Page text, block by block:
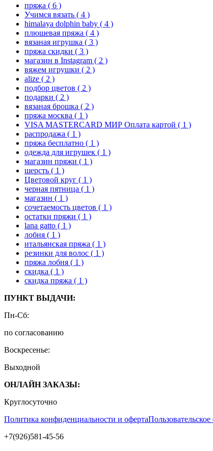
пряжа ( 6 )
Учимся вязать ( 4 )
himalaya dolphin baby ( 4 )
плюшевая пряжа ( 4 )
вязаная игрушка ( 3 )
пряжа скидки ( 3 )
магазин в Instagram ( 2 )
вяжем игрушки ( 2 )
alize ( 2 )
подбор цветов ( 2 )
подарки ( 2 )
вязаная брошка ( 2 )
пряжа москва ( 1 )
VISA MASTERCARD МИР Оплата картой ( 1 )
распродажа ( 1 )
пряжа бесплатно ( 1 )
одежда для игрушек ( 1 )
магазин пряжи ( 1 )
шерсть ( 1 )
Цветовой круг ( 1 )
черная пятница ( 1 )
магазин ( 1 )
сочетаемость цветов ( 1 )
остатки пряжи ( 1 )
lana gatto ( 1 )
лобня ( 1 )
итальянская пряжа ( 1 )
резинки для волос ( 1 )
пряжа лобня ( 1 )
скидка ( 1 )
скидка пряжа ( 1 )
ПУНКТ ВЫДАЧИ:
Пн-Сб:
по согласованию
Воскресенье:
Выходной
ОНЛАЙН ЗАКАЗЫ:
Круглосуточно
Политика конфиденциальности и оферта
+7(926)581-45-56